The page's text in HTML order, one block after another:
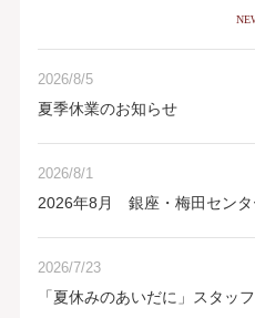
2026/8/5
夏季休業のお知らせ
2026/8/1
2026年8月 銀座・梅田センタ
2026/7/23
「夏休みのあいだに」スタッ